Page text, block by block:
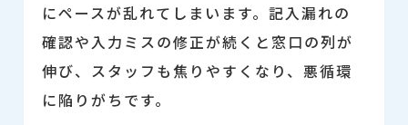
にペースが乱れてしまいます。記入漏れの
確認や入力ミスの修正が続くと窓口の列が
伸び、スタッフも焦りやすくなり、悪循環
に陥りがちです。